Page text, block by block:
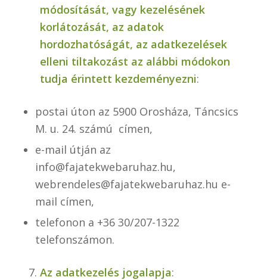
módosítását, vagy kezelésének
korlátozását, az adatok
hordozhatóságát, az adatkezelések
elleni tiltakozást az alábbi módokon
tudja érintett kezdeményezni:
postai úton az 5900 Orosháza, Táncsics
M. u. 24. számú címen,
e-mail útján az
info@fajatekwebaruhaz.hu,
webrendeles@fajatekwebaruhaz.hu e-
mail címen,
telefonon a +36 30/207-1322
telefonszámon.
Az adatkezelés jogalapja: